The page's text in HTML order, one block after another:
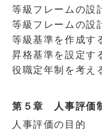
等級フレームの設
等級フレームの設
等級基準を作成す
昇格基準を設定す
役職定年制を考え
第５章 人事評価
人事評価の目的